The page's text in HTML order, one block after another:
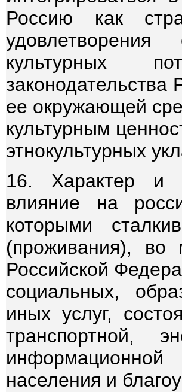
Россию как
культурных
законодательства
ее окружающей
культурным
этнокультурных
16. Характер и
влияние на
которыми
(проживания), во
Российской
социальных,
иных услуг,
транспортной,
населения и